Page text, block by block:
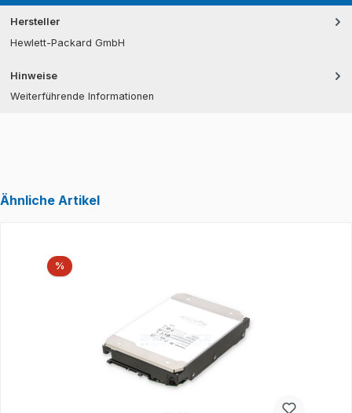
Hersteller
Hewlett-Packard GmbH
Hinweise
Weiterführende Informationen
Ähnliche Artikel
%Rabatt